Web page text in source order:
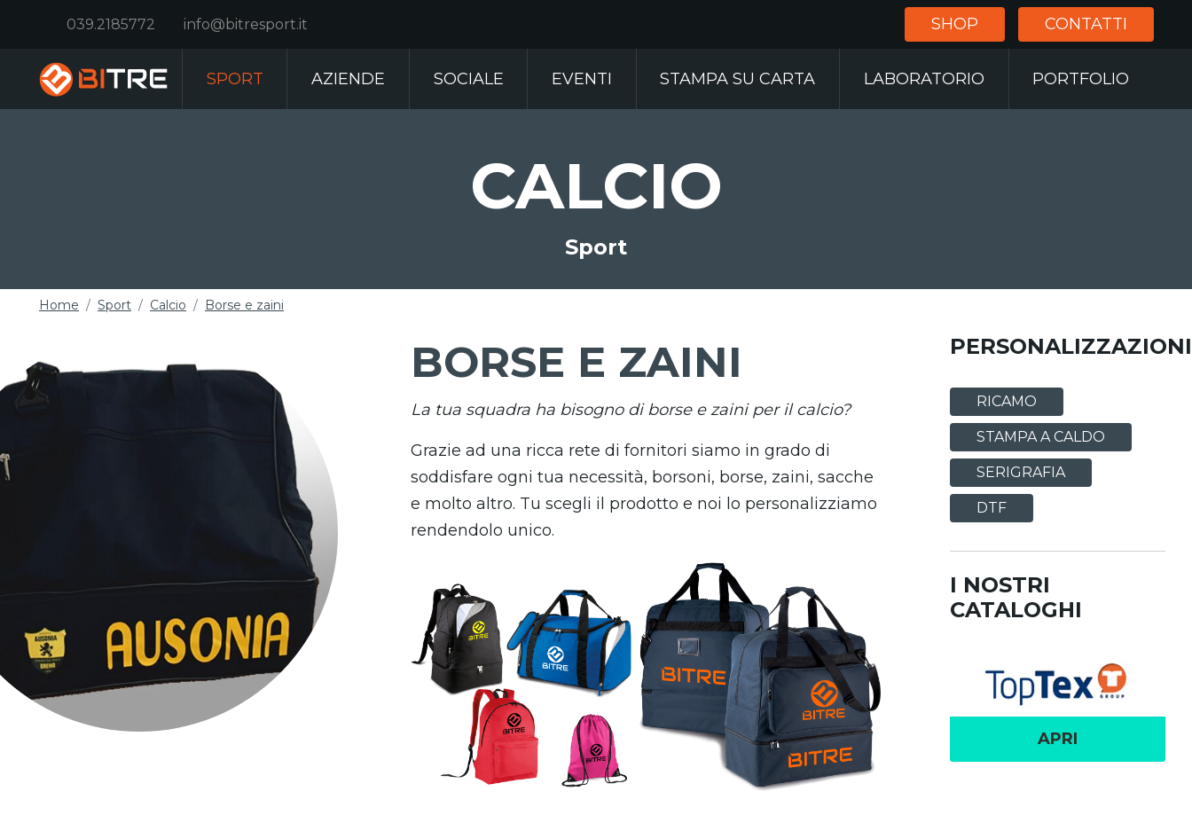
039.2185772 info@bitresport.it SHOP CONTATTI
SPORT AZIENDE SOCIALE EVENTI STAMPA SU CARTA LABORATORIO PORTFOLIO
CALCIO
Sport
Home Sport Calcio Borse e zaini
BORSE E ZAINI
La tua squadra ha bisogno di borse e zaini per il calcio?
Grazie ad una ricca rete di fornitori siamo in grado di
soddisfare ogni tua necessità, borsoni, borse, zaini, sacche
e molto altro. Tu scegli il prodotto e noi lo personalizziamo
rendendolo unico.
PERSONALIZZAZIONI
RICAMO
STAMPA A CALDO
SERIGRAFIA
DTF
I NOSTRI
CATALOGHI
APRI